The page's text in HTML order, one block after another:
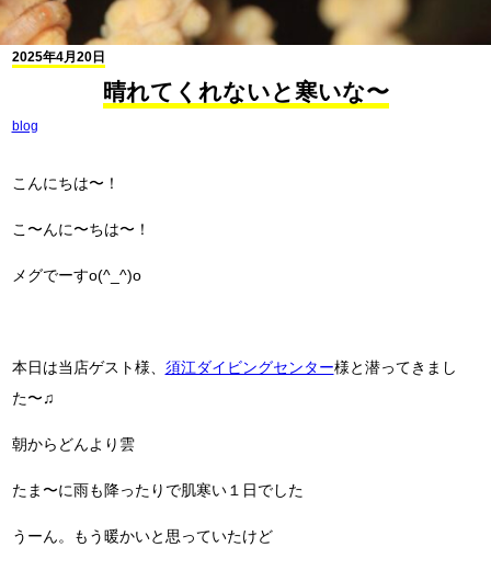
2025年4月20日
晴れてくれないと寒いな〜
blog
こんにちは〜！
こ〜んに〜ちは〜！
メグでーすo(^_^)o
本日は当店ゲスト様、 須江ダイビングセンター様と潜ってきまし
た〜♫
朝からどんより雲
たま〜に雨も降ったりで肌寒い１日でした
うーん。もう暖かいと思っていたけど